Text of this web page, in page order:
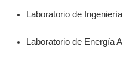
Laboratorio de
Laboratorio de Energía